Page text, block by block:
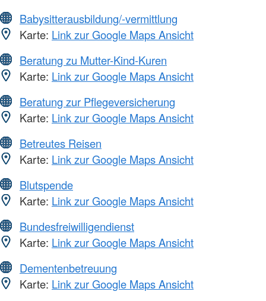
Babysitterausbildung/-vermittlung
Karte: Link zur Google Maps Ansicht
Beratung zu Mutter-Kind-Kuren
Karte: Link zur Google Maps Ansicht
Beratung zur Pflegeversicherung
Karte: Link zur Google Maps Ansicht
Betreutes Reisen
Karte: Link zur Google Maps Ansicht
Blutspende
Karte: Link zur Google Maps Ansicht
Bundesfreiwilligendienst
Karte: Link zur Google Maps Ansicht
Dementenbetreuung
Karte: Link zur Google Maps Ansicht